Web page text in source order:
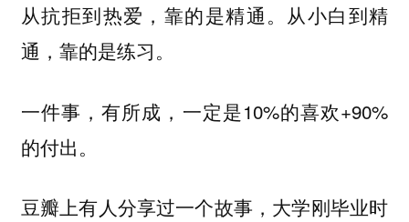
从抗拒到热爱，靠的是精通。从小白到精
通，靠的是练习。
一件事，有所成，一定是10%的喜欢+90%
的付出。
豆瓣上有人分享过一个故事，大学刚毕业时